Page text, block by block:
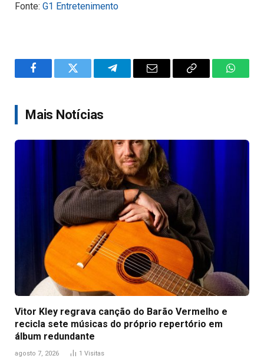
Fonte: G1 Entretenimento
FacebookTwitter TelegramEmail
Copy
Mais Notícias
Vitor Kley regrava canção do Barão Vermelho e
recicla sete músicas do próprio repertório em
álbum redundante
agosto 7, 2026 1 Visitas